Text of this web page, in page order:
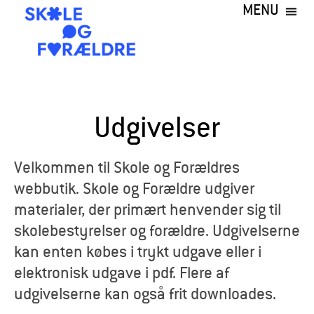
hovedindhold
l
e
o
g
F
MENU
Udgivelser
Velkommen til Skole og Forældres
webbutik. Skole og Forældre udgiver
materialer, der primært henvender sig til
skolebestyrelser og forældre. Udgivelserne
kan enten købes i trykt udgave eller i
elektronisk udgave i pdf. Flere af
udgivelserne kan også frit downloades.